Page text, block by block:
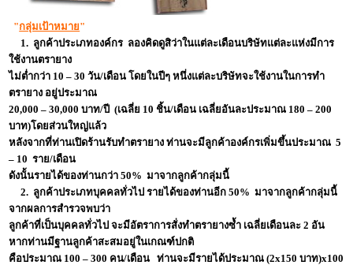
"กลุ่มเป้าหมาย"
1. ลูกค้าประเภทองค์กร ลองคิดดูสิว่าในแต่ละเดือนบริษัทแต่ละแห่งมีการ
ใช้งานตรายาง
ไม่ต่ำกว่า 10 – 30 วัน/เดือน โดยในปีๆ หนึ่งแต่ละบริษัทจะใช้งานในการทำ
ตรายาง อยู่ประมาณ
20,000 – 30,000 บาท/ปี (เฉลี่ย 10 ชิ้น/เดือน เฉลี่ยอันละประมาณ 180 – 200
บาท)โดยส่วนใหญ่แล้ว
หลังจากที่ท่านเปิดร้านรับทำตรายาง ท่านจะมีลูกค้าองค์กรเพิ่มขึ้นประมาณ 5
– 10 ราย/เดือน
ดังนั้นรายได้ของท่านกว่า 50% มาจากลูกค้ากลุ่มนี้
2. ลูกค้าประเภทบุคคลทั่วไป รายได้ของท่านอีก 50% มาจากลูกค้ากลุ่มนี้
จากผลการสำรวจพบว่า
ลูกค้าที่เป็นบุคคลทั่วไป จะมีอัตราการสั่งทำตรายางซ้ำ เฉลี่ยเดือนละ 2 อัน
หากท่านมีฐานลูกค้าสะสมอยู่ในเกณฑ์ปกติ
คือประมาณ 100 – 300 คน/เดือน ท่านจะมีรายได้ประมาณ (2x150 บาท)x100